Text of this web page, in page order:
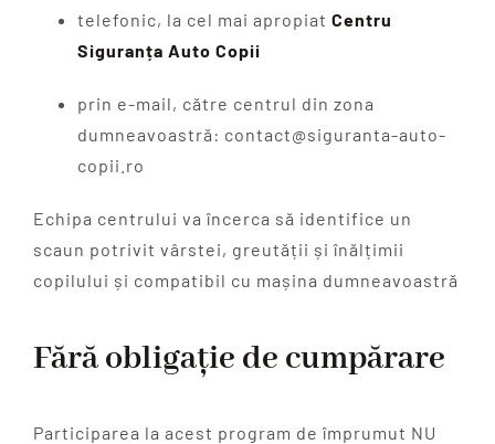
telefonic, la cel mai apropiat Centru
Siguranța Auto Copii
prin e-mail, către centrul din zona
dumneavoastră: contact@siguranta-auto-
copii.ro
Echipa centrului va încerca să identifice un
scaun potrivit vârstei, greutății și înălțimii
copilului și compatibil cu mașina dumneavoastră
Fără obligație de cumpărare
Participarea la acest program de împrumut NU